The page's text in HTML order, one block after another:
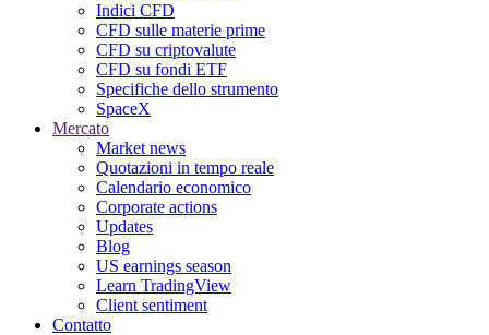
Indici CFD
CFD sulle materie prime
CFD su criptovalute
CFD su fondi ETF
Specifiche dello strumento
SpaceX
Mercato
Market news
Quotazioni in tempo reale
Calendario economico
Corporate actions
Updates
Blog
US earnings season
Learn TradingView
Client sentiment
Contatto